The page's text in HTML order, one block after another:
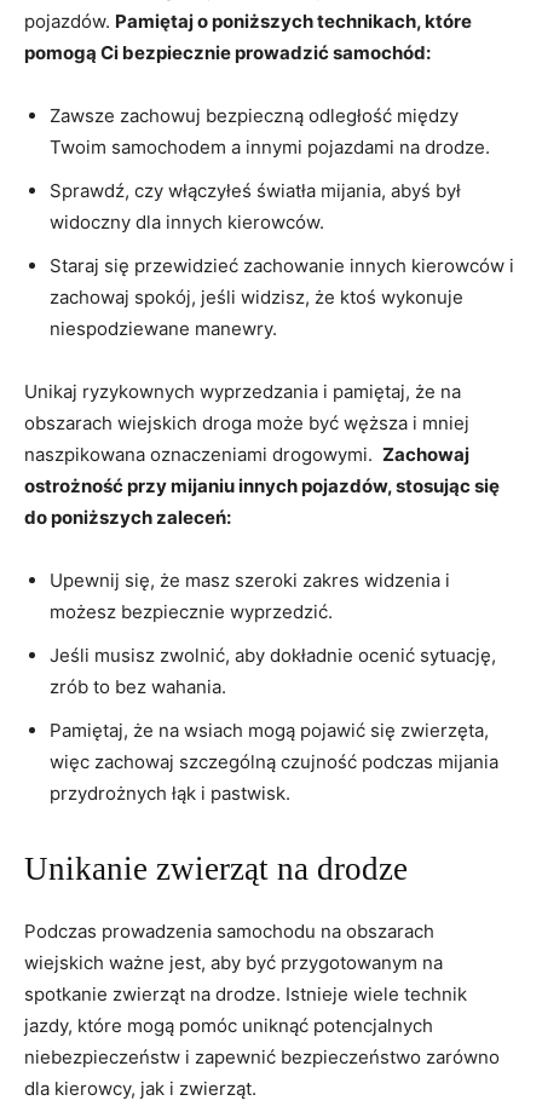
pojazdów. Pamiętaj o poniższych technikach, które
pomogą Ci bezpiecznie prowadzić samochód:
Zawsze⁢ zachowuj bezpieczną odległość między
Twoim samochodem a innymi pojazdami na drodze.
Sprawdź, czy włączyłeś światła mijania,⁣ abyś był
widoczny⁣ dla ‍innych kierowców.
Staraj się przewidzieć zachowanie ⁣innych kierowców⁢ i
zachowaj spokój,⁤ jeśli⁣ widzisz, że ‍ktoś wykonuje
niespodziewane manewry.
Unikaj ryzykownych wyprzedzania i pamiętaj, że na
obszarach wiejskich droga ⁣może być węższa i ⁢mniej ​
naszpikowana oznaczeniami ⁣drogowymi. ‍ Zachowaj
ostrożność przy mijaniu innych pojazdów,⁤ stosując się
do poniższych zaleceń:
Upewnij się, ⁣że‍ masz ⁢szeroki zakres widzenia i
możesz ⁤bezpiecznie ‌wyprzedzić.
Jeśli musisz ⁣zwolnić, aby ⁢dokładnie ⁤ocenić ⁢sytuację,
zrób to bez ⁢wahania.
Pamiętaj, że na wsiach ⁣mogą pojawić się zwierzęta,
więc zachowaj szczególną czujność podczas mijania
⁢przydrożnych łąk i ‌pastwisk.
Unikanie zwierząt na⁣ drodze
Podczas ⁢prowadzenia samochodu⁣ na obszarach
wiejskich ​ważne jest, aby być przygotowanym na
spotkanie ​zwierząt​ na drodze. Istnieje ​wiele technik‌
jazdy,​ które mogą pomóc ⁣uniknąć potencjalnych
niebezpieczeństw ​i zapewnić bezpieczeństwo zarówno
dla ‌kierowcy, jak i zwierząt.